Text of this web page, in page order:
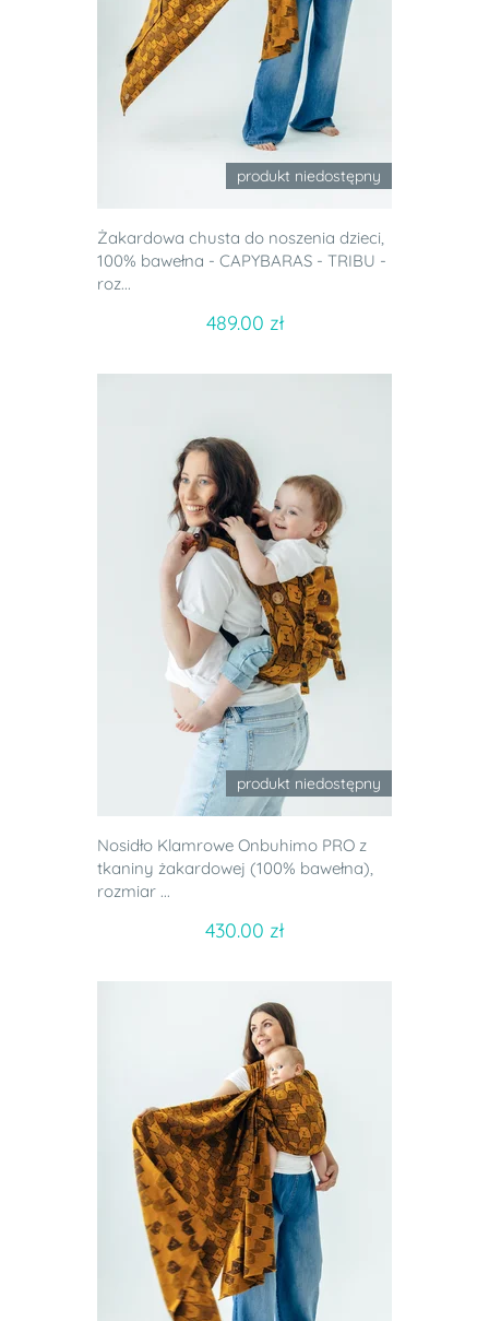
produkt niedostępny
Żakardowa chusta do noszenia dzieci,
100% bawełna - CAPYBARAS - TRIBU -
roz...
489.00 zł
produkt niedostępny
Nosidło Klamrowe Onbuhimo PRO z
tkaniny żakardowej (100% bawełna),
rozmiar ...
430.00 zł